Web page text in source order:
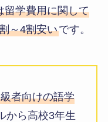
留学費用に関して
～4割安いです。
者向けの語学
から高校3年生